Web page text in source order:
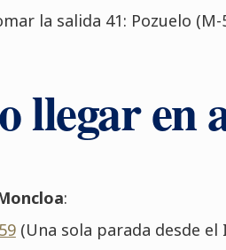
la salida 41: Pozuelo (M-
llegar en
:
(Una sola parada desde